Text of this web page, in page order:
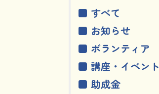
■ すべて
■ お知らせ
■ ボランティア
■ 講座・イベント
■ 助成金